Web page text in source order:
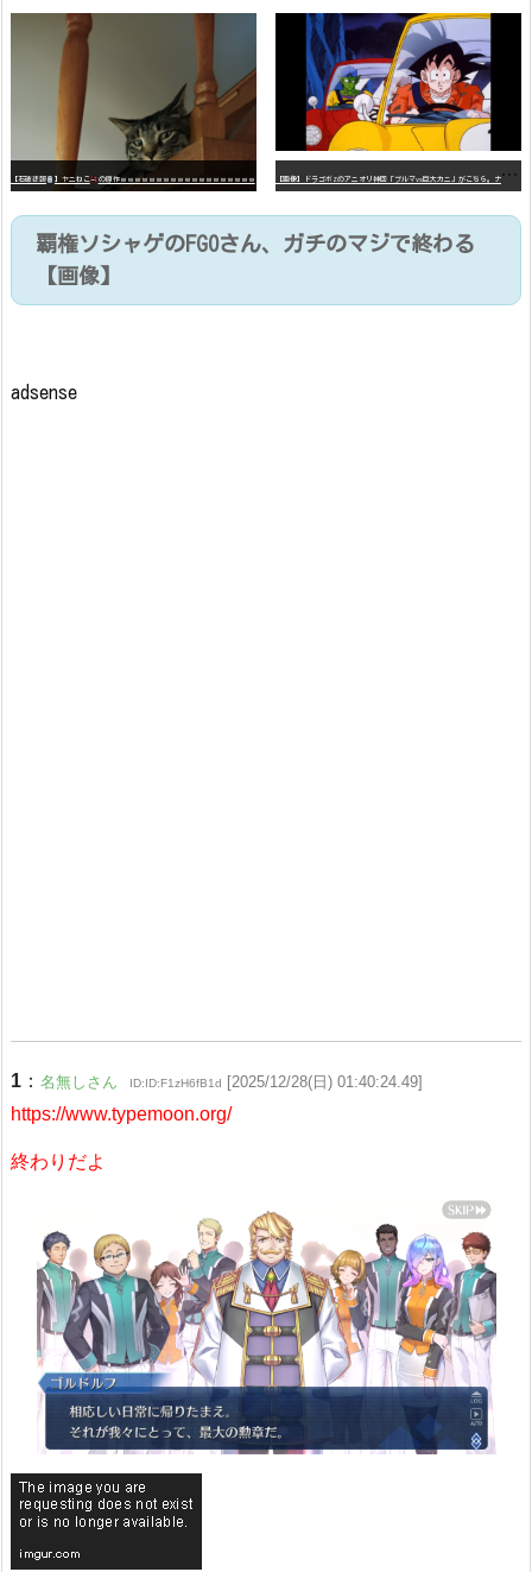
【石破悲報 】ヤニねこ の原作ｗｗｗｗｗｗｗｗｗｗｗｗｗｗｗｗｗｗｗ 【
画像】ドラゴボZのアニオリ神回「ブルマvs巨大カニ」がこちら。ナメック星の海にドラゴボを落としたブルマと巨大カニのバトル
覇権ソシャゲのFGOさん、ガチのマジで終わる
【画像】
adsense
1 ： 名無しさん ID:ID:F1zH6fB1d [2025/12/28(日) 01:40:24.49]
https://www.typemoon.org/
終わりだよ